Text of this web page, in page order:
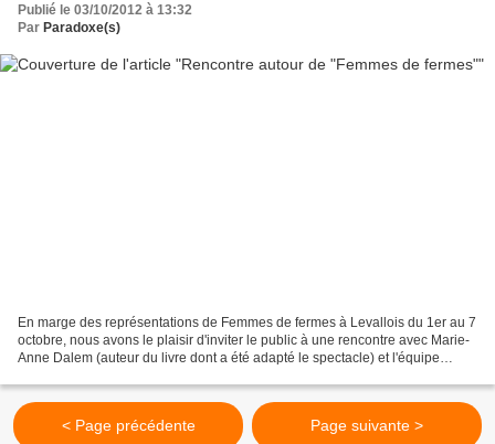
Publié le 03/10/2012 à 13:32
Par Paradoxe(s)
En marge des représentations de Femmes de fermes à Levallois du 1er au 7
octobre, nous avons le plaisir d'inviter le public à une rencontre avec Marie-
Anne Dalem (auteur du livre dont a été adapté le spectacle) et l'équipe
< Page précédente Page suivante >